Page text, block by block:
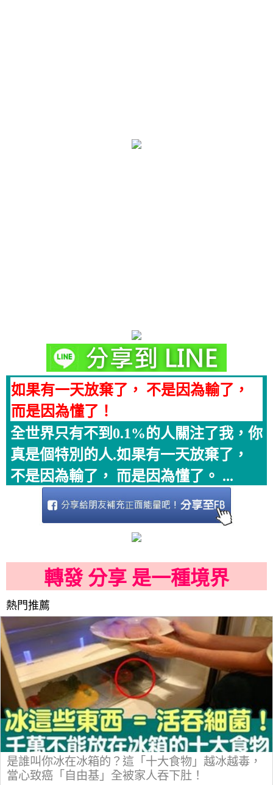
如果有一天放棄了， 不是因為輸了，
而是因為懂了！
全世界只有不到0.1%的人關注了我，你
真是個特別的人.如果有一天放棄了，
不是因為輸了， 而是因為懂了。 ...
轉發 分享 是一種境界
熱門推薦
是誰叫你冰在冰箱的？這「十大食物」越冰越毒，
當心致癌「自由基」全被家人吞下肚！